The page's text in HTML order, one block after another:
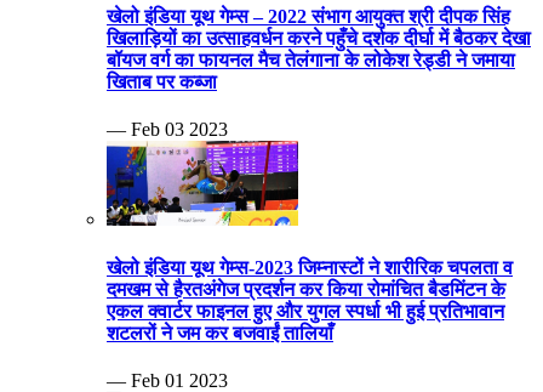
खेलो इंडिया यूथ गेम्स – 2022 संभाग आयुक्त श्री दीपक सिंह
खिलाड़ियों का उत्साहवर्धन करने पहुँचे दर्शक दीर्घा में बैठकर देखा
बॉयज वर्ग का फायनल मैच तेलंगाना के लोकेश रेड्डी ने जमाया
खिताब पर कब्जा
— Feb 03 2023
खेलो इंडिया यूथ गेम्स-2023 जिम्नास्टों ने शारीरिक चपलता व
दमखम से हैरतअंगेज प्रदर्शन कर किया रोमांचित बैडमिंटन के
एकल क्वार्टर फाइनल हुए और युगल स्पर्धा भी हुई प्रतिभावान
शटलरों ने जम कर बजवाईं तालियाँ
— Feb 01 2023